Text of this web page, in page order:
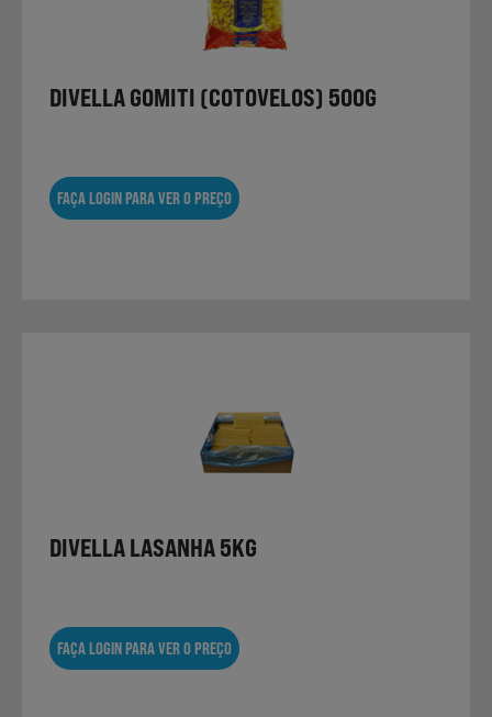
DIVELLA GOMITI (COTOVELOS) 500G
FAÇA LOGIN PARA VER O PREÇO
DIVELLA LASANHA 5KG
FAÇA LOGIN PARA VER O PREÇO